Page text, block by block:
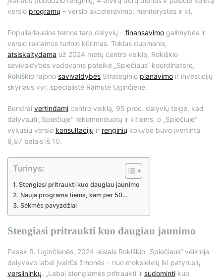
verslo programų – verslo akceleravimo, mentorystės ir kt.
Populiariausios temos tarp dalyvių – finansavimo galimybės ir
verslo reklamos turinio kūrimas. Tokius duomenis,
atsiskaitydama už 2024 metų centro veiklą, Rokiškio
savivaldybės vadovams pateikė „Spiečiaus“ koordinatorė,
Rokiškio rajono savivaldybės Strateginio planavimo ir investicijų
skyriaus vyr. specialistė Ramutė Uginčienė.
Bendrai vertindami centro veiklą, 95 proc. dalyvių teigė, kad
dalyvauti „Spiečiuje“ rekomenduotų ir kitiems, o „Spiečiuje“
vykusių verslo konsultacijų ir renginių kokybė buvo įvertinta
9,87 balais iš 10.
Turinys:
Stengiasi pritraukti kuo daugiau jaunimo
Nauja programa tiems, kam per 50…
Sėkmės pavyzdžiai
Stengiasi pritraukti kuo daugiau jaunimo
Pasak R. Uginčienės, 2024-aisiais Rokiškio „Spiečiaus“ veikloje
dalyvavo labai įvairūs žmonės – nuo moksleivių iki patyrusių
verslininkų. „Labai stengiamės pritraukti ir sudominti kuo